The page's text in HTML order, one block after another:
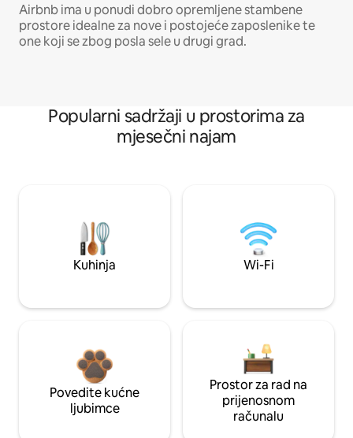
Airbnb ima u ponudi dobro opremljene stambene
prostore idealne za nove i postojeće zaposlenike te
one koji se zbog posla sele u drugi grad.
Popularni sadržaji u prostorima za
mjesečni najam
Kuhinja Wi-Fi
Povedite kućne
ljubimce
Prostor za rad na
prijenosnom
računalu